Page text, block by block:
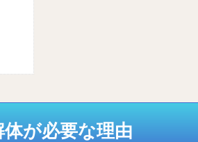
が必要な理由